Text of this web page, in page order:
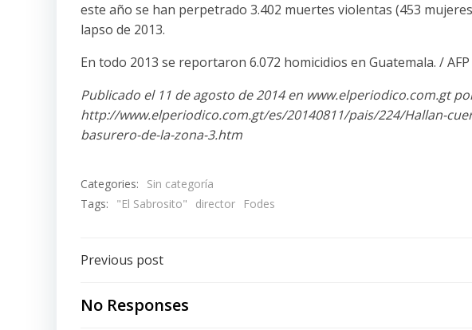
este año se han perpetrado 3.402 muertes violentas (453
lapso de 2013.
En todo 2013 se reportaron 6.072 homicidios en Guatemala. / AFP
Publicado el 11 de agosto de 2014 en www.elperiodico.com.gt
http://www.elperiodico.com.gt/es/20140811/pais/224/Hallan-
basurero-de-la-zona-3.htm
Categories:
Sin categoría
Tags:
"El Sabrosito" director Fodes
Post
navigation
Previous post
No Responses